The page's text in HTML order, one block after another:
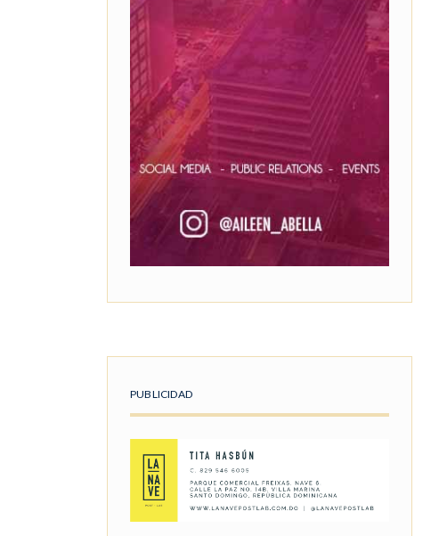
PUBLICIDAD